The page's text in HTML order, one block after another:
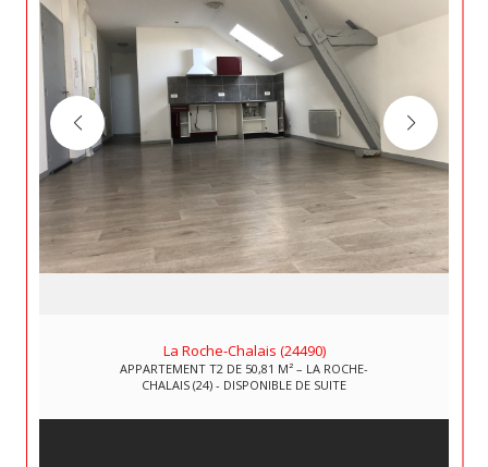
La Roche-Chalais (24490)
APPARTEMENT T2 DE 50,81 M² – LA ROCHE-
CHALAIS (24) - DISPONIBLE DE SUITE